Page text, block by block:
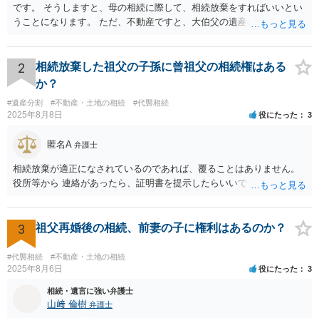
です。 そうしますと、母の相続に際して、相続放棄をすればいいとい
うことになります。 ただ、不動産ですと、大伯父の遺産の名義がまだ
2
相続放棄した祖父の子孫に曾祖父の相続権はある
か？
#遺産分割 #不動産・土地の相続 #代襲相続
2025年8月8日 役にたった 3
匿名A 弁護士
相続放棄が適正になされているのであれば、覆ることはありません。
役所等から 連絡があったら、証明書を提示したらいいでしょう。
3 祖父再婚後の相続、前妻の子に権利はあるのか？
#代襲相続 #不動産・土地の相続
2025年8月6日 役にたった 3
相続・遺言に強い弁護士
山﨑 倫樹 弁護士